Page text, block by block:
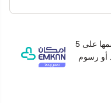
وقسّمها على 5
أو رسوم